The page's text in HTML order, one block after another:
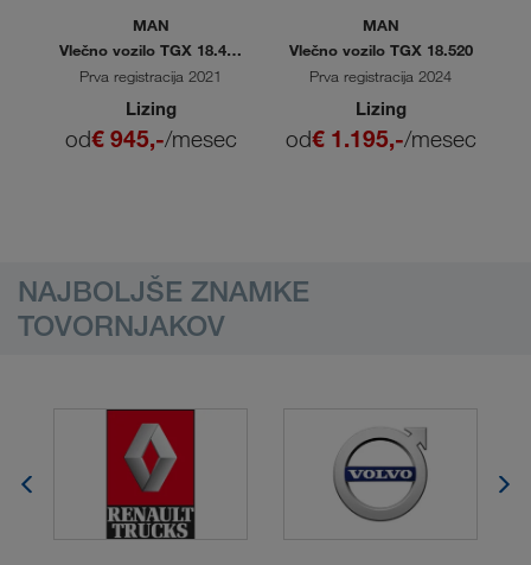
MAN
Vlečno vozilo TGX 18.470
4x2 BL SA
Prva registracija 2021
Lizing
od€ 945,-/mesec
MAN
Vlečno vozilo TGX 18.520
Prva registracija 2024
Lizing
od€ 1.195,-/mesec
NAJBOLJŠE ZNAMKE
TOVORNJAKOV